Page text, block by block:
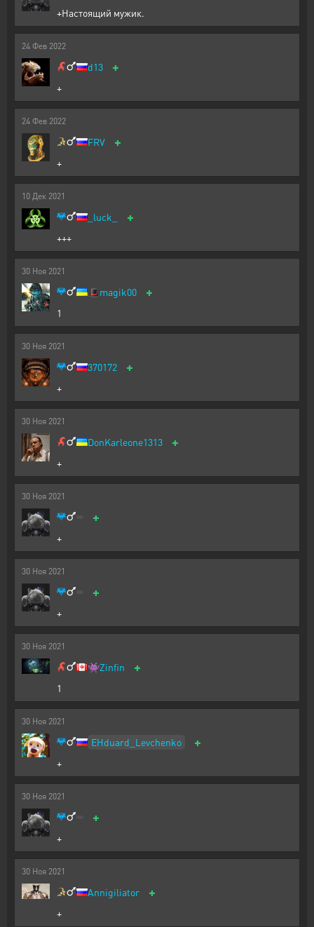
+Настоящий мужик.
24 Фев 2022
d13 +
+
24 Фев 2022
FRV +
+
10 Дек 2021
_luck_ +
+++
30 Ноя 2021
🎩magik00 +
1
30 Ноя 2021
370172 +
+
30 Ноя 2021
DonKarleone1313 +
+
30 Ноя 2021
+
+
30 Ноя 2021
+
+
30 Ноя 2021
👾Zinfin +
1
30 Ноя 2021
EHduard_Levchenko +
+
30 Ноя 2021
+
+
30 Ноя 2021
Annigiliator +
+